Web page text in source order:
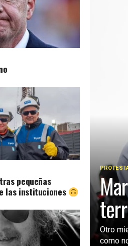
Otro
como
pequeñas
las instituciones